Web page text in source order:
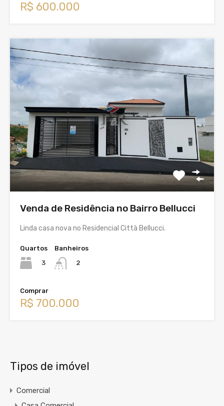
R$ 600.000
Venda de Residência no Bairro Bellucci
Linda casa nova no Residencial Città Bellucci.
Quartos
3
Banheiros
2
Comprar
R$ 700.000
Tipos de imóvel
Comercial